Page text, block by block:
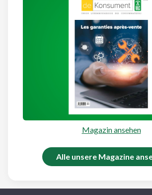
Magazin ansehen
Alle unsere Magazine